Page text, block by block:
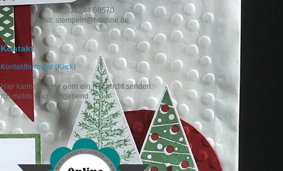
Tel. 034244 59570
Mail: stempeln@t-online.de
Kontakt
Kontaktformular (Klick)
Hier kannst du mir gern ein Nachricht senden.
Ich melde mich umgehend.